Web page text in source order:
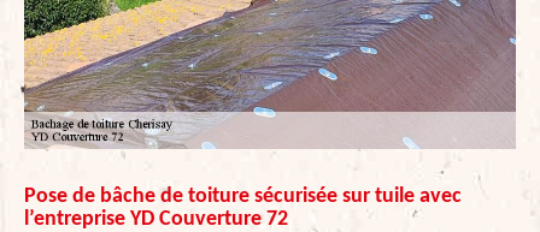
Pose de bâche de toiture sécurisée sur tuile avec
l’entreprise YD Couverture 72